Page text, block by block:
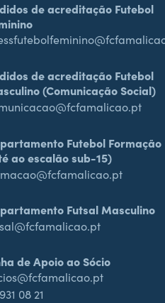
de acreditação Futebol
de acreditação Futebol
(Comunicação Social)
Futebol Formação
ao escalão sub-15)
Futsal Masculino
de Apoio ao Sócio
08 21